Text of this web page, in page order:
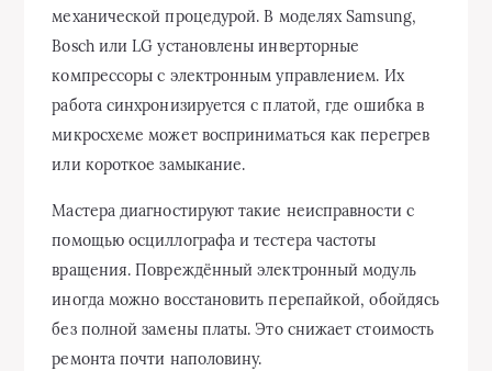
механической процедурой. В моделях Samsung,
Bosch или LG установлены инверторные
компрессоры с электронным управлением. Их
работа синхронизируется с платой, где ошибка в
микросхеме может восприниматься как перегрев
или короткое замыкание.
Мастера диагностируют такие неисправности с
помощью осциллографа и тестера частоты
вращения. Повреждённый электронный модуль
иногда можно восстановить перепайкой, обойдясь
без полной замены платы. Это снижает стоимость
ремонта почти наполовину.